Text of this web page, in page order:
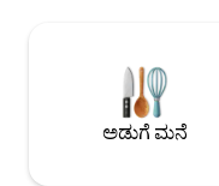
ಜಾಲರಿ ಕಿಟಕಿಯಿಂದ ಬರುವ
ಅಂಗಳದ ಆಚೆ ಇರುವ ಇನ್ವಾಂಗ್ಸಾನ್
ಸಂಪೂರ್ಣ ಪ್ರತ್ಯೇಕ ಮನೆಯನ್ನು
ಯಾವುದೇ ಅಡಚಣೆ
ಅಡುಗೆ ಮನೆ